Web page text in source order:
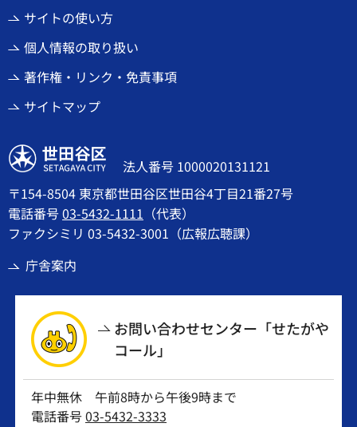
サイトの使い方
個人情報の取り扱い
著作権・リンク・免責事項
サイトマップ
世田谷区
法人番号 1000020131121
〒154-8504 東京都世田谷区世田谷4丁目21番27号
電話番号03-5432-1111 （代表）
ファクシミリ 03-5432-3001（広報広聴課）
庁舎案内
お問い合わせセンター「せたがや
コール」
年中無休 午前8時から午後9時まで
電話番号03-5432-3333